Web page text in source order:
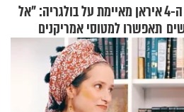
בחסדי שמיים: יובל קוגן בן ה-4איראן מאיימת על בולגריה: "אל
תאפשרו למטוסי אמריקנים
להמריא מהשטח שלכם"